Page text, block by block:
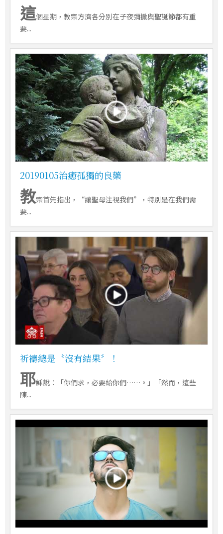
這個星期，教宗方濟各分別在子夜彌撒與聖誕節都有重
要...
20190105治癒孤獨的良藥
教宗首先指出，“讓聖母注視我們”，特別是在我們需
要...
祈禱總是〝沒有結果〞！
耶穌說：「你們求，必要給你們……。」「然而，這些
陳...